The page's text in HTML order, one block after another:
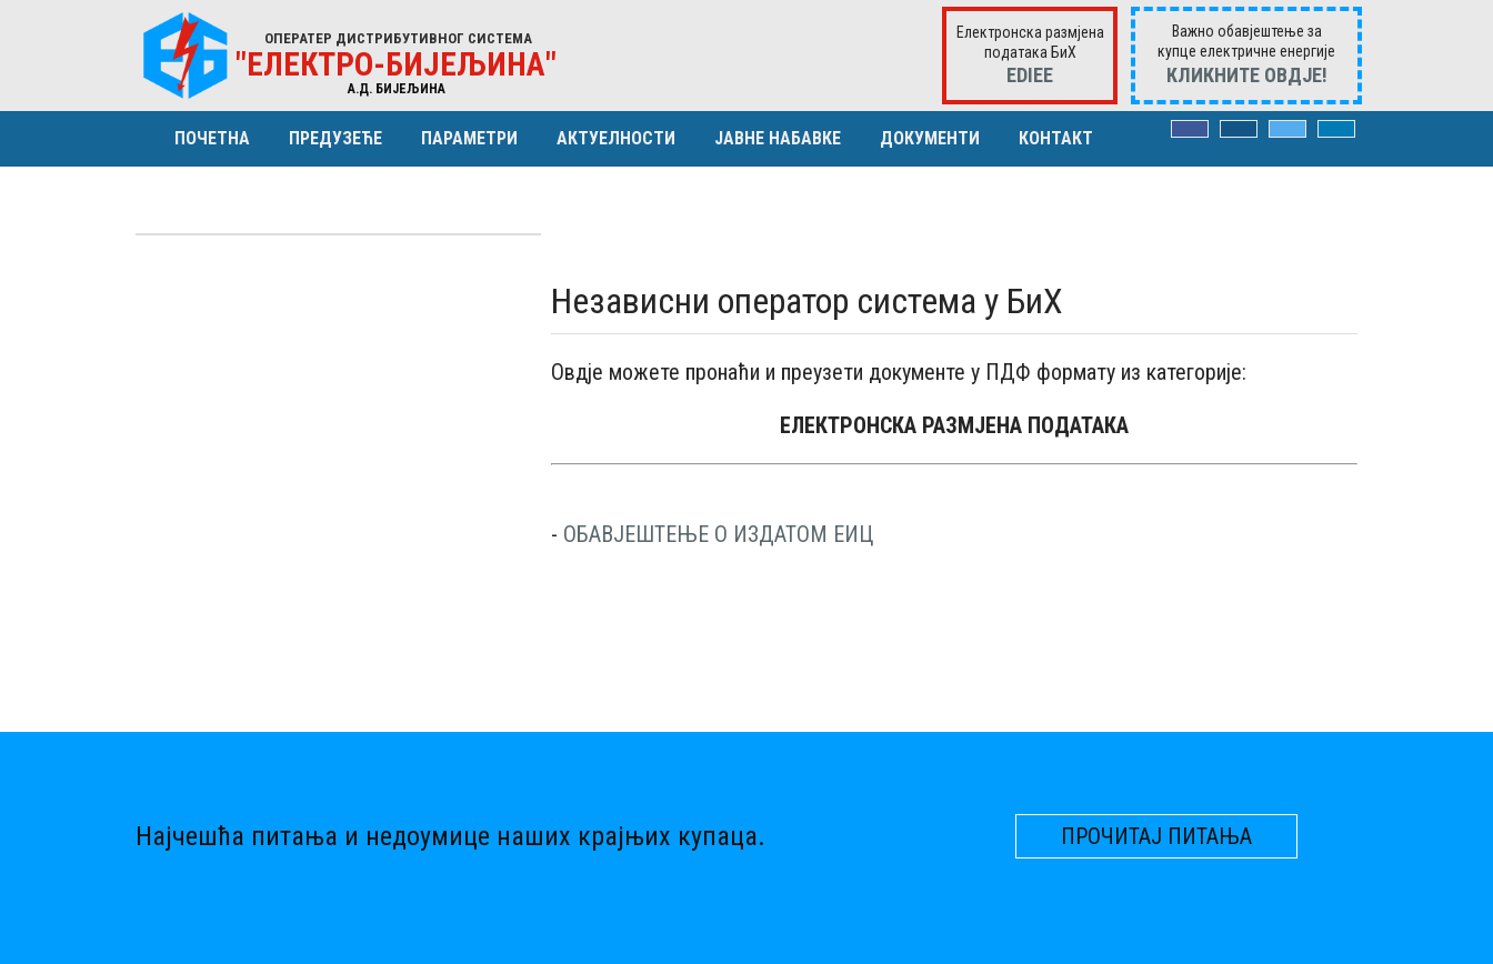
ОПЕРАТЕР ДИСТРИБУТИВНОГ СИСТЕМА
"ЕЛЕКТРО-БИЈЕЉИНА"
A.Д. БИЈЕЉИНА
Електронска размјена
података БиХ
ЕDIEE
Важно обавјештење за
купце електричне енергије
КЛИКНИTE ОВДЈЕ!
ПОЧЕТНА ПРЕДУЗЕЋЕ
ОРГАНИЗАЦИЈА СКУПШТИНА
ПАРАМЕТРИ
ЕНЕРГИЈА
АКТУЕЛНОСТИ ЈАВНЕ НАБАВКЕ
Извјештај о директним споразумима
ДОКУМЕНТИ КОНТАКТ
Независни оператор система у БиХ
Овдје можете пронаћи и преузети документе у ПДФ формату из категорије:
ЕЛЕКТРОНСКА РАЗМЈЕНА ПОДАТАКА
- ОБАВЈЕШТЕЊЕ О ИЗДАТОМ ЕИЦ
Најчешћа питања и недоумице наших крајњих купаца. ПРОЧИТАЈ ПИТАЊА